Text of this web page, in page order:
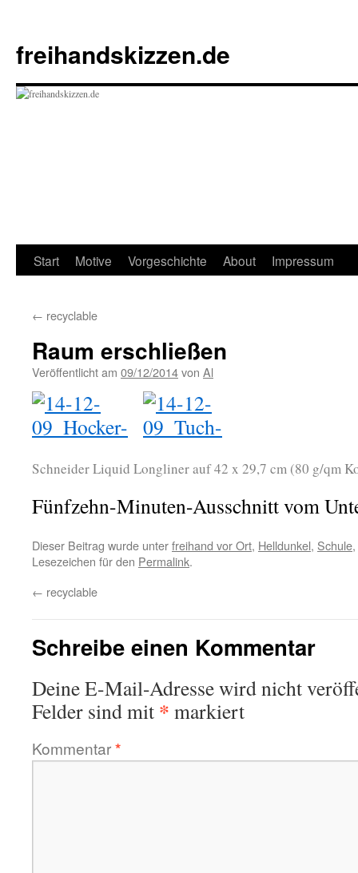
springen
freihandskizzen.de
Start Motive Vorgeschichte About Impressum
← recyclable
Raum erschließen
Veröffentlicht am 09/12/2014von Al
Schneider Liquid Longliner auf 42 x 29,7 cm (80 g/qm
Fünfzehn-Minuten-Ausschnitt vom
Dieser Beitrag wurde unterfreihand vor Ort, Helldunkel, Schule,
Lesezeichen für den Permalink.
← recyclable
Schreibe einen Kommentar
Deine E-Mail-Adresse wird nicht
Felder sind mit * markiert
Kommentar*